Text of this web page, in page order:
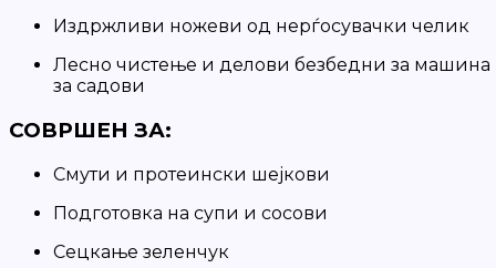
Издржливи ножеви од нерѓосувачки челик
Лесно чистење и делови безбедни за машина
за садови
СОВРШЕН ЗА:
Смути и протеински шејкови
Подготовка на супи и сосови
Сецкање зеленчук